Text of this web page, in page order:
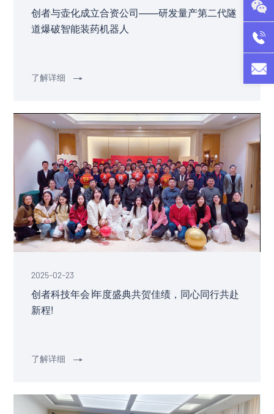
创者与壶化成立合资公司——研发量产第二代隧
道爆破智能装药机器人
了解详细
2025-02-23
创者科技年会∣年度盛典共贺佳绩，同心同行共赴
新程!
了解详细